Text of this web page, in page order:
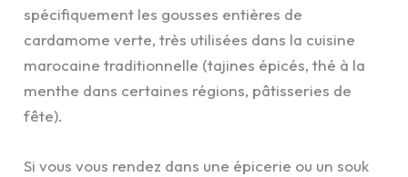
spécifiquement les gousses entières de
cardamome verte, très utilisées dans la cuisine
marocaine traditionnelle (tajines épicés, thé à la
menthe dans certaines régions, pâtisseries de
fête).
Si vous vous rendez dans une épicerie ou un souk